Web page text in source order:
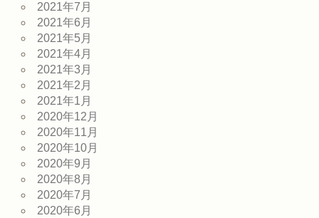
2021年7月
2021年6月
2021年5月
2021年4月
2021年3月
2021年2月
2021年1月
2020年12月
2020年11月
2020年10月
2020年9月
2020年8月
2020年7月
2020年6月